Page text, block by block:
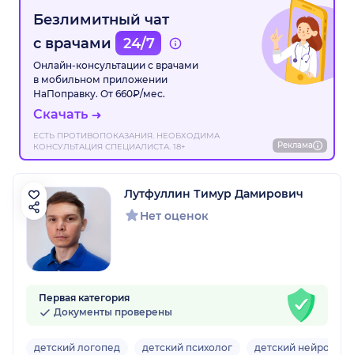
Безлимитный чат
с врачами
24/7
Онлайн-консультации с врачами
в мобильном приложении
НаПоправку. От 660₽/мес.
Скачать
ЕСТЬ ПРОТИВОПОКАЗАНИЯ. НЕОБХОДИМА
КОНСУЛЬТАЦИЯ СПЕЦИАЛИСТА. 18+
Реклама
Лутфуллин Тимур Дамирович
Нет оценок
Первая категория
Документы проверены
детский логопед детский психолог детский